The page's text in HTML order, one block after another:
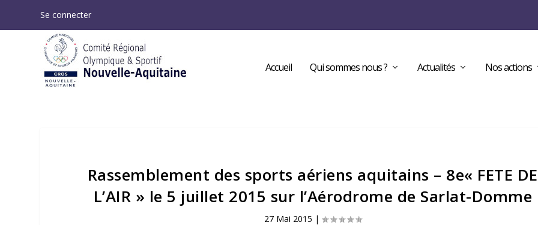
Se connecter
Accueil Qui sommes nous ? Actualités Nos actions
Rassemblement des sports aériens aquitains – 8e« FETE DE
L’AIR » le 5 juillet 2015 sur l’Aérodrome de Sarlat-Domme
27 Mai 2015 |